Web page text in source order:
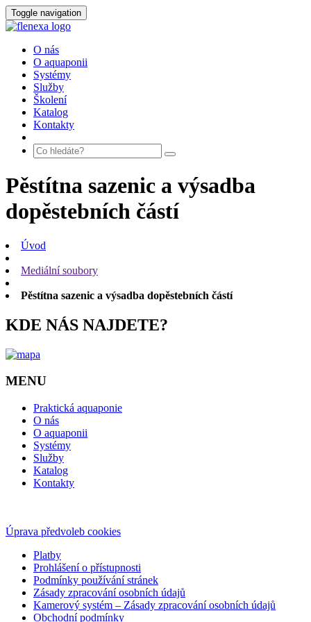
Toggle navigation
O nás
O aquaponii
Systémy
Služby
Školení
Katalog
Kontakty
Pěstítna sazenic a výsadba
dopěstebních částí
Úvod
Mediální soubory
Pěstítna sazenic a výsadba dopěstebních částí
KDE NÁS NAJDETE?
MENU
Praktická aquaponie
O nás
O aquaponii
Systémy
Služby
Katalog
Kontakty
Úprava předvoleb cookies
Platby
Prohlášení o přístupnosti
Podmínky používání stránek
Zásady zpracování osobních údajů
Kamerový systém – Zásady zpracování osobních údajů
Obchodní podmínky